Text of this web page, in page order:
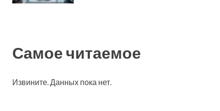
Самое читаемое
Извините. Данных пока нет.